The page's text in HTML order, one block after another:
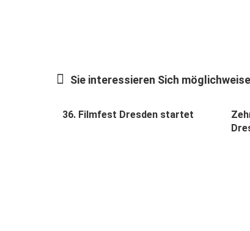
Sie interessieren Sich
36. Filmfest Dresden startet